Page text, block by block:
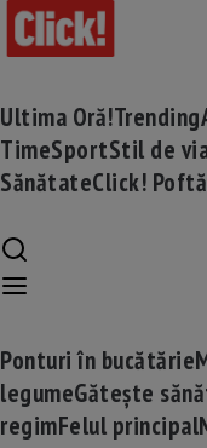
Ultima Oră!Trending
TimeSportStil de
SănătateClick!
Ponturi în bucătărie
legumeGătește
regimFelul principal